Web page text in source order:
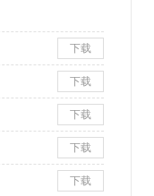
下载
下载
下载
下载
下载